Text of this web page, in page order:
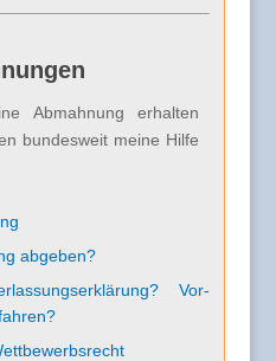
Abmahnung erhalten
bundesweit meine Hilfe
abgeben?
Vor-